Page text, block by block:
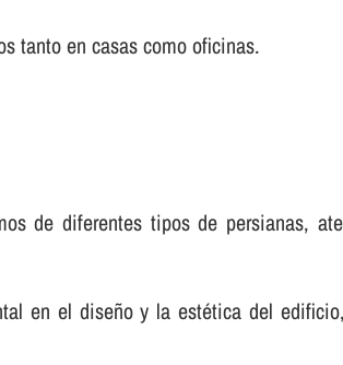
tanto en casas como oficinas.
de diferentes tipos de persianas,
en el diseño y la estética del